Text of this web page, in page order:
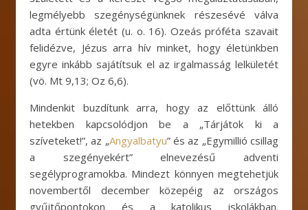
legmélyebb szegénységünknek részesévé válva
adta értünk életét (u. o. 16). Ozeás próféta szavait
felidézve, Jézus arra hív minket, hogy életünkben
egyre inkább sajátítsuk el az irgalmasság lelkületét
(vö. Mt 9,13; Oz 6,6).
Mindenkit buzdítunk arra, hogy az előttünk álló
hetekben kapcsolódjon be a „Tárjátok ki a
szíveteket!”, az „Angyalbatyu” és az „Egymillió csillag
a szegényekért” elnevezésű adventi
segélyprogramokba. Mindezt könnyen megtehetjük
novembertől december közepéig az országos
gyűjtőpontokon és a katolikus iskolákban.